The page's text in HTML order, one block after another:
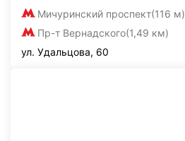
Мичуринский проспект(116 м)
Пр-т Вернадского(1,49 км)
ул. Удальцова, 60